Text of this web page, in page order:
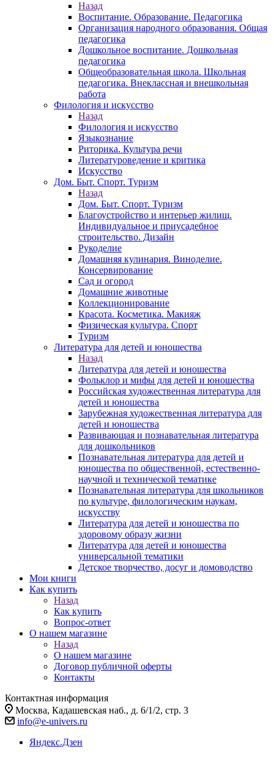
Назад
Воспитание. Образование. Педагогика
Организация народного образования. Общая
педагогика
Дошкольное воспитание. Дошкольная
педагогика
Общеобразовательная школа. Школьная
педагогика. Внеклассная и внешкольная
работа
Филология и искусство
Назад
Филология и искусство
Языкознание
Риторика. Культура речи
Литературоведение и критика
Искусство
Дом. Быт. Спорт. Туризм
Назад
Дом. Быт. Спорт. Туризм
Благоустройство и интерьер жилищ.
Индивидуальное и приусадебное
строительство. Дизайн
Рукоделие
Домашняя кулинария. Виноделие.
Консервирование
Сад и огород
Домашние животные
Коллекционирование
Красота. Косметика. Макияж
Физическая культура. Спорт
Туризм
Литература для детей и юношества
Назад
Литература для детей и юношества
Фольклор и мифы для детей и юношества
Российская художественная литература для
детей и юношества
Зарубежная художественная литература для
детей и юношества
Развивающая и познавательная литература
для дошкольников
Познавательная литература для детей и
юношества по общественной, естественно-
научной и технической тематике
Познавательная литература для школьников
по культуре, филологическим наукам,
искусству
Литература для детей и юношества по
здоровому образу жизни
Литература для детей и юношества
универсальной тематики
Детское творчество, досуг и домоводство
Мои книги
Как купить
Назад
Как купить
Вопрос-ответ
О нашем магазине
Назад
О нашем магазине
Договор публичной оферты
Контакты
Контактная информация
Москва, Кадашевская наб., д. 6/1/2, стр. 3
info@e-univers.ru
Яндекс.Дзен